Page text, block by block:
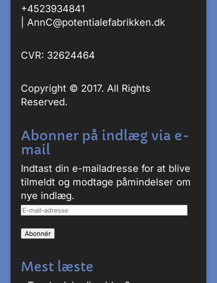
+4523934841
AnnC@potentialefabrikken.dk
CVR: 32624464
Copyright © 2017. All Rights
Reserved.
Abonner på indlæg via e-
mail
Indtast din e-mailadresse for at blive
tilmeldt og modtage påmindelser om
nye indlæg.
E-
adresse
Abonnér
Mest læste